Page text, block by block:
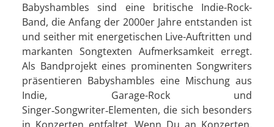
Babyshambles sind eine britische Indie-Rock-
Band, die Anfang der 2000er Jahre entstanden ist
und seither mit energetischen Live-Auftritten und
markanten Songtexten Aufmerksamkeit erregt.
Als Bandprojekt eines prominenten Songwriters
präsentieren Babyshambles eine Mischung aus
Indie, Garage-Rock und
Singer‑Songwriter‑Elementen, die sich besonders